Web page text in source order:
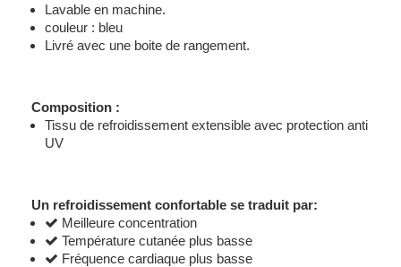
Lavable en machine.
couleur : bleu
Livré avec une boite de rangement.
Composition :
Tissu de refroidissement extensible avec protection anti
UV
Un refroidissement confortable se traduit par:
Meilleure concentration
Température cutanée plus basse
Fréquence cardiaque plus basse